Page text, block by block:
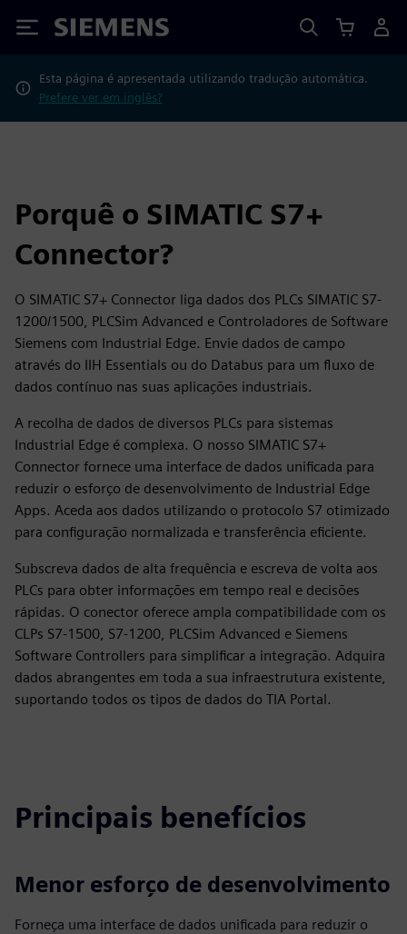
Siemens
Esta página é apresentada utilizando tradução automática.
Prefere ver em inglês?
Porquê o SIMATIC S7+
Connector?
O SIMATIC S7+ Connector liga dados dos PLCs SIMATIC S7-
1200/1500, PLCSim Advanced e Controladores de Software
Siemens com Industrial Edge. Envie dados de campo
através do IIH Essentials ou do Databus para um fluxo de
dados contínuo nas suas aplicações industriais.
A recolha de dados de diversos PLCs para sistemas
Industrial Edge é complexa. O nosso SIMATIC S7+
Connector fornece uma interface de dados unificada para
reduzir o esforço de desenvolvimento de Industrial Edge
Apps. Aceda aos dados utilizando o protocolo S7 otimizado
para configuração normalizada e transferência eficiente.
Subscreva dados de alta frequência e escreva de volta aos
PLCs para obter informações em tempo real e decisões
rápidas. O conector oferece ampla compatibilidade com os
CLPs S7-1500, S7-1200, PLCSim Advanced e Siemens
Software Controllers para simplificar a integração. Adquira
dados abrangentes em toda a sua infraestrutura existente,
suportando todos os tipos de dados do TIA Portal.
Principais benefícios
Menor esforço de desenvolvimento
Forneça uma interface de dados unificada para reduzir o